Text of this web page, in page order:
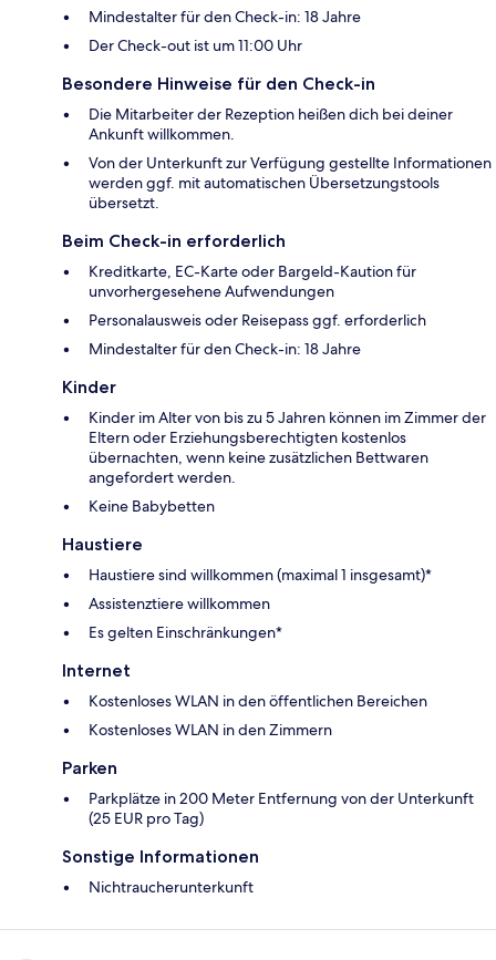
Mindestalter für den Check-in: 18 Jahre
Der Check-out ist um 11:00 Uhr
Besondere Hinweise für den Check-in
Die Mitarbeiter der Rezeption heißen dich bei deiner
Ankunft willkommen.
Von der Unterkunft zur Verfügung gestellte Informationen
werden ggf. mit automatischen Übersetzungstools
übersetzt.
Beim Check-in erforderlich
Kreditkarte, EC-Karte oder Bargeld-Kaution für
unvorhergesehene Aufwendungen
Personalausweis oder Reisepass ggf. erforderlich
Mindestalter für den Check-in: 18 Jahre
Kinder
Kinder im Alter von bis zu 5 Jahren können im Zimmer der
Eltern oder Erziehungsberechtigten kostenlos
übernachten, wenn keine zusätzlichen Bettwaren
angefordert werden.
Keine Babybetten
Haustiere
Haustiere sind willkommen (maximal 1 insgesamt)*
Assistenztiere willkommen
Es gelten Einschränkungen*
Internet
Kostenloses WLAN in den öffentlichen Bereichen
Kostenloses WLAN in den Zimmern
Parken
Parkplätze in 200 Meter Entfernung von der Unterkunft
(25 EUR pro Tag)
Sonstige Informationen
Nichtraucherunterkunft